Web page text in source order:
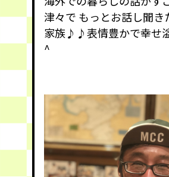
津々で もっとお話し聞き
家族♪♪表情豊かで幸せ
^